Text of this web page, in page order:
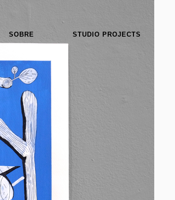
SOBRE STUDIO PROJECTS